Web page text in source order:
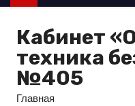
к
Кабинет
техника
№405
Главная